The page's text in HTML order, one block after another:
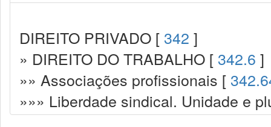
DIREITO PRIVADO [ 342 ]
» DIREITO DO TRABALHO [ 342.6 ]
»» Associações profissionais [
»»» Liberdade sindical. Unidade e